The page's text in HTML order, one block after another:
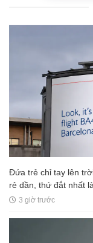
Đứa trẻ chỉ tay lên
rẻ dần, thứ đắt nhất
3 giờ trước